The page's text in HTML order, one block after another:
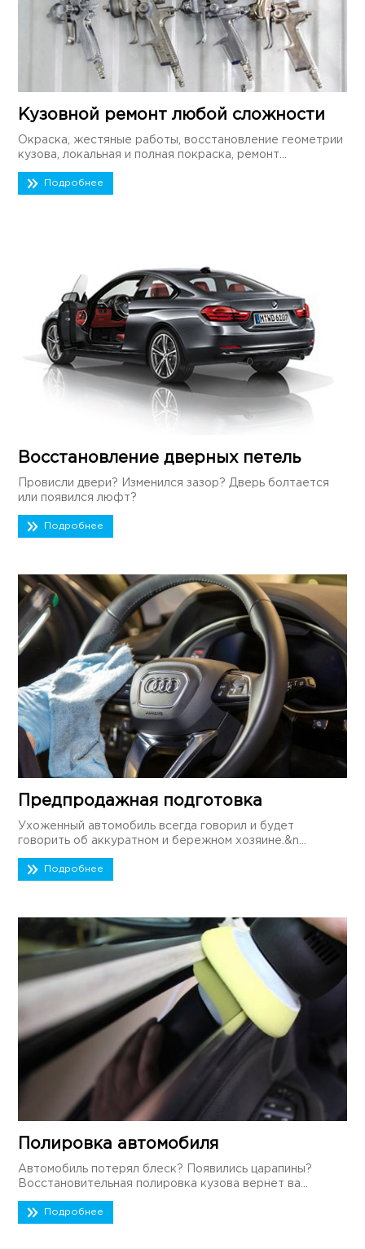
Кузовной ремонт любой сложности
Окраска, жестяные работы, восстановление геометрии
кузова, локальная и полная покраска, ремонт...
Подробнее
Восстановление дверных петель
Провисли двери? Изменился зазор? Дверь болтается
или появился люфт?
Подробнее
Предпродажная подготовка
Ухоженный автомобиль всегда говорил и будет
говорить об аккуратном и бережном хозяине.&n...
Подробнее
Полировка автомобиля
Автомобиль потерял блеск? Появились царапины?
Восстановительная полировка кузова вернет ва...
Подробнее